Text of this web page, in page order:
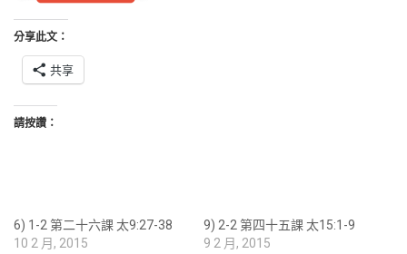
分享此文：
共享
請按讚：
6) 1-2 第二十六課 太9:27-38
10 2 月, 2015
9) 2-2 第四十五課 太15:1-9
9 2 月, 2015